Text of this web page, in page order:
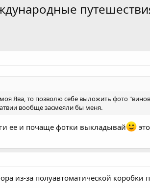
Ява, то позволю себе выложить фото
вообще засмеяли бы меня.
ее и почаще фотки выкладывай
из-за полуавтоматической коробки